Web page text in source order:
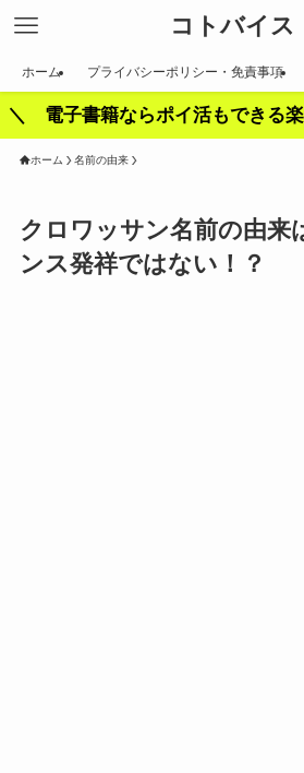
コトバイス
ホーム プライバシーポリシー・免責事項
＼ 電子書籍ならポイ活もできる
ホーム 名前の由来
クロワッサン名前の由来
ンス発祥ではない！？